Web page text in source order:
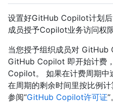
设置好GitHub Copilot计划
成员授予Copilot业务访问权限
当您授予组织成员对 GitHub
GitHub Copilot 即开始计费
Copilot。 如果在计费周期中
在周期的剩余时间里按比例
参阅“GitHub Copilot许可证”。